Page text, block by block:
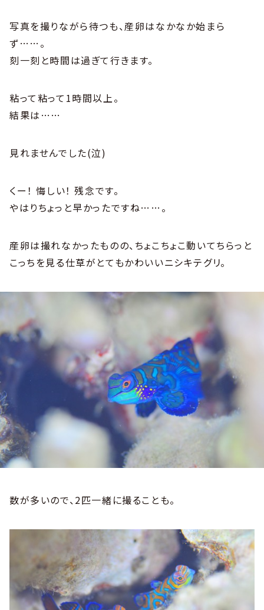
写真を撮りながら待つも、産卵はなかなか始まら
ず……。
刻一刻と時間は過ぎて行きます。
粘って粘って1時間以上。
結果は……
見れませんでした(泣)
くー！ 悔しい！ 残念です。
やはりちょっと早かったですね……。
産卵は撮れなかったものの、ちょこちょこ動いてちらっと
こっちを見る仕草がとてもかわいいニシキテグリ。
数が多いので、2匹一緒に撮ることも。